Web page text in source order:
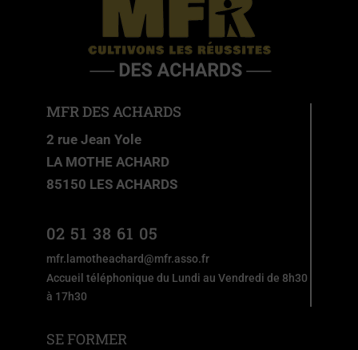
MFR DES ACHARDS
2 rue Jean Yole
LA MOTHE ACHARD
85150 LES ACHARDS
02 51 38 61 05
mfr.lamotheachard@mfr.asso.fr
Accueil téléphonique du Lundi au Vendredi de 8h30
à 17h30
SE FORMER